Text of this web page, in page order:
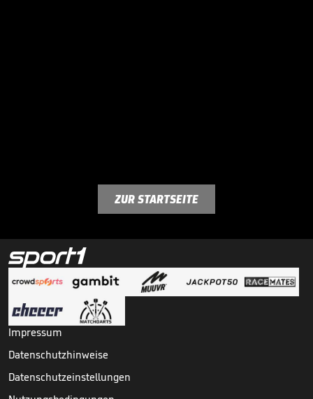
ZUR STARTSEITE
Impressum
Datenschutzhinweise
Datenschutzeinstellungen